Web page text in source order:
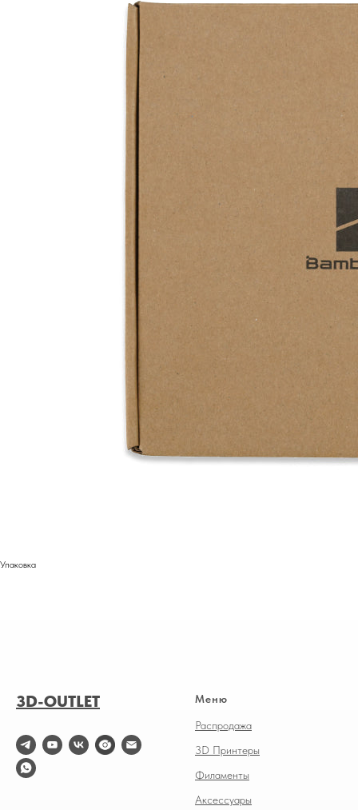
Упаковка
3D-OUTLET Меню
Распродажа
3D Принтеры
Филаменты
Аксессуары